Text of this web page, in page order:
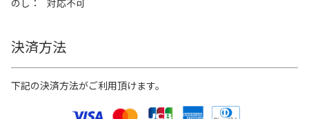
決済方法
下記の決済方法がご利用頂けます。